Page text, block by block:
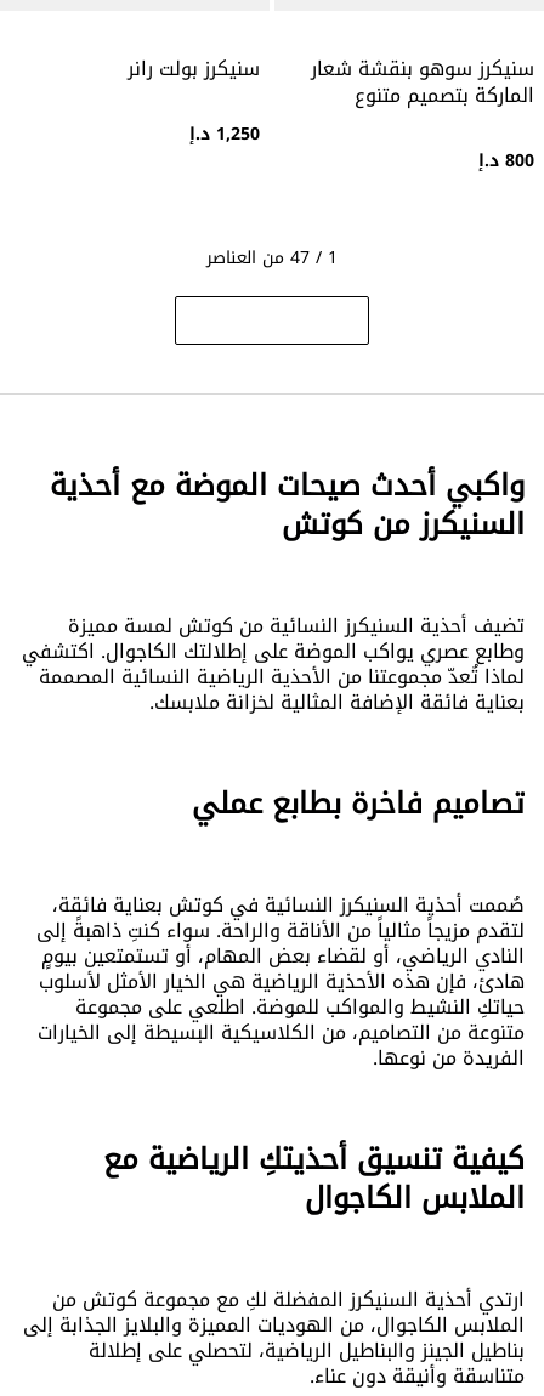
سنيكرز سوهو بنقشة شعار
الماركة بتصميم متنوع
800 د.إ
سنيكرز بولت رانر
1,250 د.إ
1 / 47 من العناصر
واكبي أحدث صيحات الموضة مع أحذية
السنيكرز من كوتش
تضيف أحذية السنيكرز النسائية من كوتش لمسة مميزة
وطابع عصري يواكب الموضة على إطلالتك الكاجوال. اكتشفي
لماذا تُعدّ مجموعتنا من الأحذية الرياضية النسائية المصممة
بعناية فائقة الإضافة المثالية لخزانة ملابسك.
تصاميم فاخرة بطابع عملي
صُممت أحذية السنيكرز النسائية في كوتش بعناية فائقة،
لتقدم مزيجاً مثالياً من الأناقة والراحة. سواء كنتِ ذاهبةً إلى
النادي الرياضي، أو لقضاء بعض المهام، أو تستمتعين بيومٍ
هادئ، فإن هذه الأحذية الرياضية هي الخيار الأمثل لأسلوب
حياتكِ النشيط والمواكب للموضة. اطلعي على مجموعة
متنوعة من التصاميم، من الكلاسيكية البسيطة إلى الخيارات
الفريدة من نوعها.
كيفية تنسيق أحذيتكِ الرياضية مع
الملابس الكاجوال
ارتدي أحذية السنيكرز المفضلة لكِ مع مجموعة كوتش من
الملابس الكاجوال، من الهوديات المميزة والبلايز الجذابة إلى
بناطيل الجينز والبناطيل الرياضية، لتحصلي على إطلالة
متناسقة وأنيقة دون عناء.